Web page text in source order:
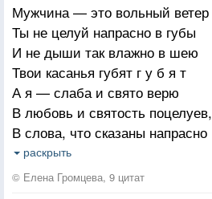
Мужчина — это вольный ветер
Ты не целуй напрасно в губы
И не дыши так влажно в шею
Твои касанья губят г у б я т
А я — слаба и свято верю
В любовь и святость поцелуев,
В слова, что сказаны напрасно
Ну вот, ты снова нервно куришь,
Включая вновь свою запаску
раскрыть
© Елена Громцева, 9 цитат